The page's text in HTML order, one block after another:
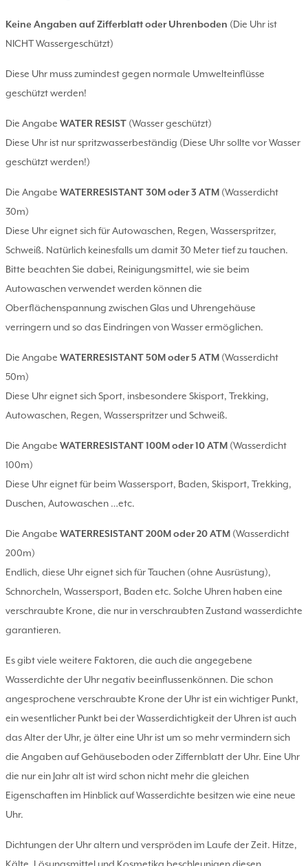
Keine Angaben auf Zifferblatt oder Uhrenboden (Die Uhr ist
NICHT Wassergeschützt)
Diese Uhr muss zumindest gegen normale Umwelteinflüsse
geschützt werden!
Die Angabe WATER RESIST (Wasser geschützt)
Diese Uhr ist nur spritzwasserbeständig (Diese Uhr sollte vor Wasser
geschützt werden!)
Die Angabe WATERRESISTANT 30M oder 3 ATM (Wasserdicht
30m)
Diese Uhr eignet sich für Autowaschen, Regen, Wasserspritzer,
Schweiß. Natürlich keinesfalls um damit 30 Meter tief zu tauchen.
Bitte beachten Sie dabei, Reinigungsmittel, wie sie beim
Autowaschen verwendet werden können die
Oberflächenspannung zwischen Glas und Uhrengehäuse
verringern und so das Eindringen von Wasser ermöglichen.
Die Angabe WATERRESISTANT 50M oder 5 ATM (Wasserdicht
50m)
Diese Uhr eignet sich Sport, insbesondere Skisport, Trekking,
Autowaschen, Regen, Wasserspritzer und Schweiß.
Die Angabe WATERRESISTANT 100M oder 10 ATM (Wasserdicht
100m)
Diese Uhr eignet für beim Wassersport, Baden, Skisport, Trekking,
Duschen, Autowaschen …etc.
Die Angabe WATERRESISTANT 200M oder 20 ATM (Wasserdicht
200m)
Endlich, diese Uhr eignet sich für Tauchen (ohne Ausrüstung),
Schnorcheln, Wassersport, Baden etc. Solche Uhren haben eine
verschraubte Krone, die nur in verschraubten Zustand wasserdichte
garantieren.
Es gibt viele weitere Faktoren, die auch die angegebene
Wasserdichte der Uhr negativ beeinflussenkönnen. Die schon
angesprochene verschraubte Krone der Uhr ist ein wichtiger Punkt,
ein wesentlicher Punkt bei der Wasserdichtigkeit der Uhren ist auch
das Alter der Uhr, je älter eine Uhr ist um so mehr vermindern sich
die Angaben auf Gehäuseboden oder Ziffernblatt der Uhr. Eine Uhr
die nur ein Jahr alt ist wird schon nicht mehr die gleichen
Eigenschaften im Hinblick auf Wasserdichte besitzen wie eine neue
Uhr.
Dichtungen der Uhr altern und verspröden im Laufe der Zeit. Hitze,